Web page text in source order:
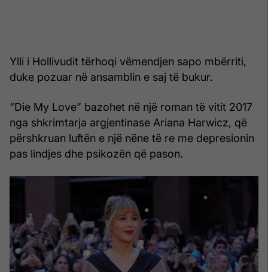
Ylli i Hollivudit tërhoqi vëmendjen sapo mbërriti,
duke pozuar në ansamblin e saj të bukur.
“Die My Love” bazohet në një roman të vitit 2017
nga shkrimtarja argjentinase Ariana Harwicz, që
përshkruan luftën e një nëne të re me depresionin
pas lindjes dhe psikozën që pason.